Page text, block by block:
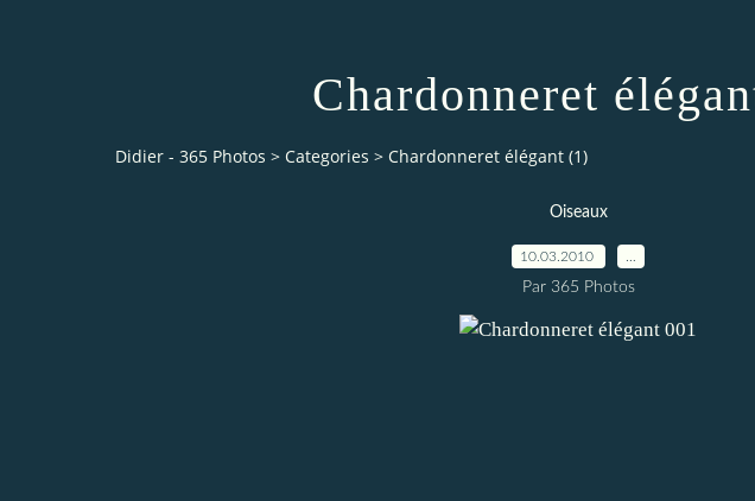
Chardonneret
Didier - 365 Photos > Categories > Chardonneret élégant (1)
Oiseaux
10.03.2010
Par 365 Photos